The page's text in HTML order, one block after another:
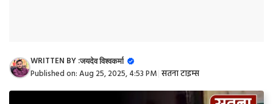
WRITTEN BY :जयदेव विश्वकर्मा
Published on:Aug 25, 2025, 4:53 PM सतना टाइम्स